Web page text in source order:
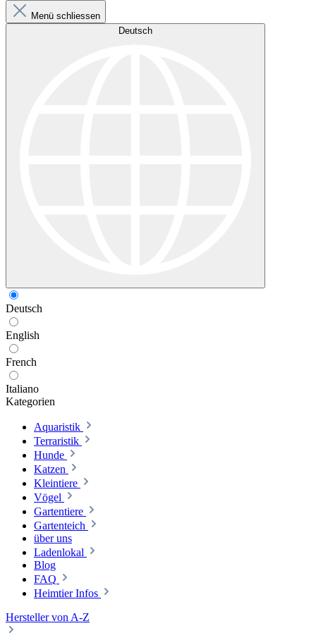
Menü schliessen
Deutsch
Deutsch
English
French
Italiano
Kategorien
Aquaristik
Terraristik
Hunde
Katzen
Kleintiere
Vögel
Gartentiere
Gartenteich
über uns
Ladenlokal
Blog
FAQ
Heimtier Infos
Hersteller von A-Z